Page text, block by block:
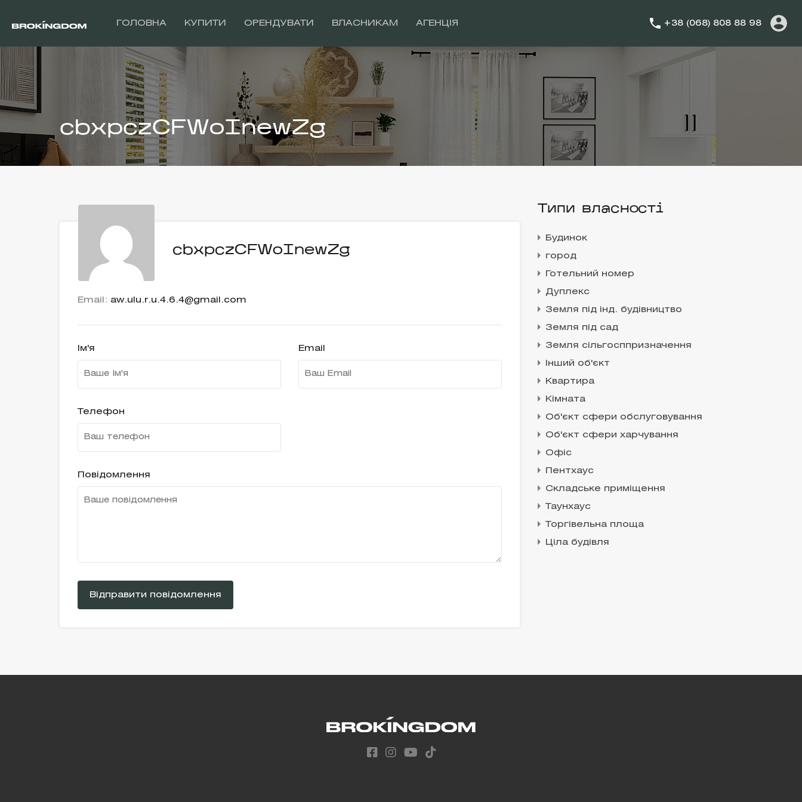
ГОЛОВНА КУПИТИ ОРЕНДУВАТИ ВЛАСНИКАМ АГЕНЦІЯ +38 (068) 808 88 98
cbxpczCFWoInewZg
cbxpczCFWoInewZg
Email: aw.ulu.r.u.4.6.4@gmail.com
Ім'я Email
Телефон
Повідомлення
Типи власності
Будинок
город
Готельний номер
Дуплекс
Земля під інд. будівництво
Земля під сад
Земля сільгосппризначення
Інший об'єкт
Квартира
Кімната
Об'єкт сфери обслуговування
Об'єкт сфери харчування
Офіс
Пентхаус
Складське приміщення
Таунхаус
Торгівельна площа
Ціла будівля